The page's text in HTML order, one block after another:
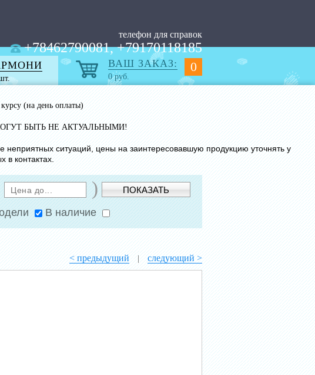
телефон для справок
+78462790081, +79170118185
0
ВАШ ЗАКАЗ:
0руб.
(на день оплаты)
БЫТЬ НЕ АКТУАЛЬНЫМИ!
неприятных ситуаций, цены на заинтересовавшую продукцию уточнять у
в контактах.
) ПОКАЗАТЬ
В наличие
< предыдущий | следующий >